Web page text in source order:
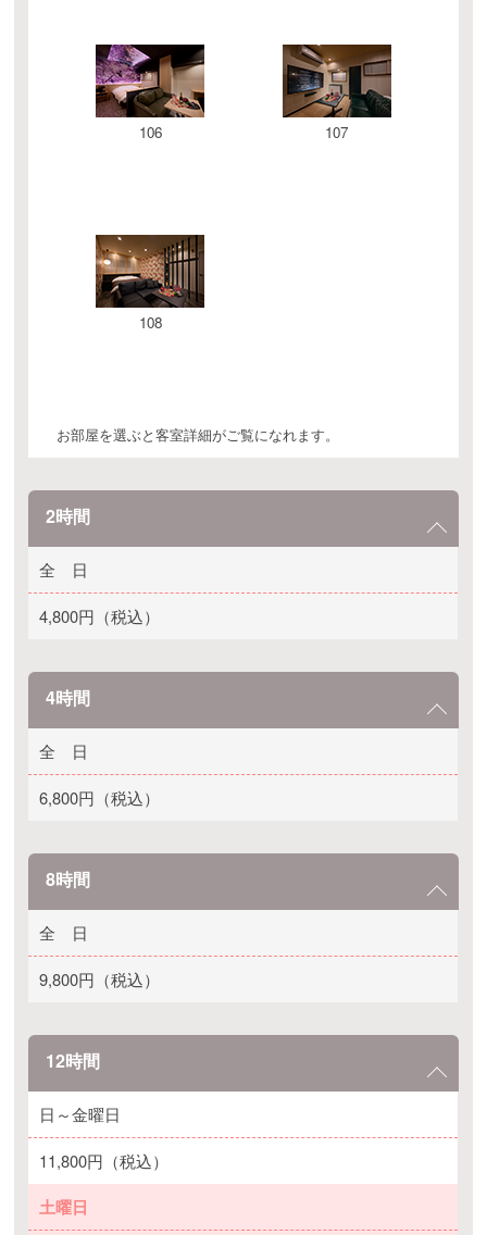
106 107
108
お部屋を選ぶと客室詳細がご覧になれます。
2時間
全 日
4,800円（税込）
4時間
全 日
6,800円（税込）
8時間
全 日
9,800円（税込）
12時間
日～金曜日
11,800円（税込）
土曜日